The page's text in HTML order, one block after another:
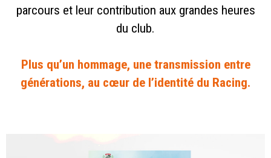
parcours et leur contribution aux grandes heures
du club.
Plus qu’un hommage, une transmission entre
générations, au cœur de l’identité du Racing.